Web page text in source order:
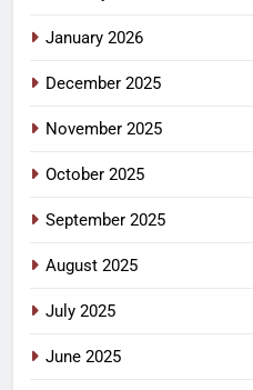
January 2026
December 2025
November 2025
October 2025
September 2025
August 2025
July 2025
June 2025